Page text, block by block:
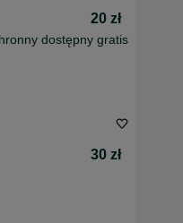
20 zł
dostępny gratis
30 zł